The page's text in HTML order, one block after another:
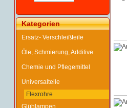
Kategorien
Ersatz- Verschleißteile
Öle, Schmierung, Additive
Chemie und Pflegemittel
Universalteile
Flexrohre
Glühlampen